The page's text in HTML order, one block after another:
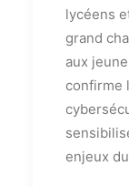
lycéens
grand
aux
confirme
enjeux